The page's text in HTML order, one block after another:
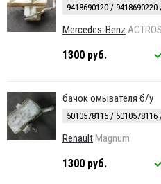
9418690120 / 9418690220
Mercedes-Benz ACTROS
1300 руб.
бачок омывателя б/у
5010578115 /
RenaultMagnum
1300 руб.